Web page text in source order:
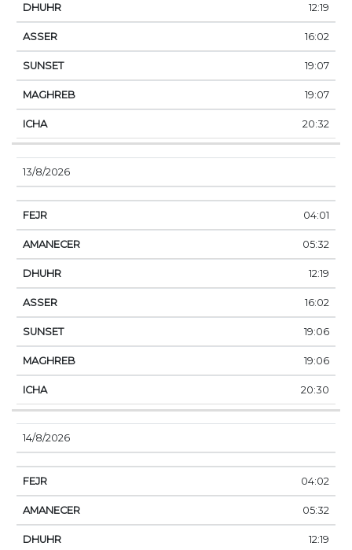
12:19
16:02
19:07
19:07
20:32
13/8/2026
04:01
05:32
12:19
16:02
19:06
19:06
20:30
14/8/2026
04:02
05:32
12:19